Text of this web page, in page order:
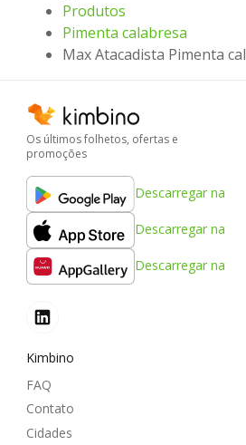
Produtos
Pimenta calabresa
Max Atacadista Pimenta
Os últimos folhetos, ofertas e
promoções
Descarregar na
Descarregar na
Descarregar na
Kimbino
FAQ
Contato
Cidades